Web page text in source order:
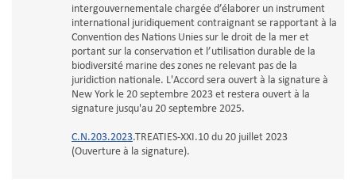
intergouvernementale chargée d’élaborer un instrument
international juridiquement contraignant se rapportant à la
Convention des Nations Unies sur le droit de la mer et
portant sur la conservation et l’utilisation durable de la
biodiversité marine des zones ne relevant pas de la
juridiction nationale. L'Accord sera ouvert à la signature à
New York le 20 septembre 2023 et restera ouvert à la
signature jusqu'au 20 septembre 2025.
C.N.203.2023.TREATIES-XXI.10 du 20 juillet 2023
(Ouverture à la signature).